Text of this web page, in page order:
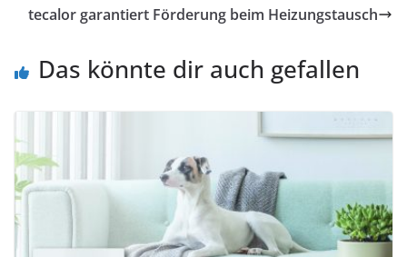
tecalor garantiert Förderung beim Heizungstausch
Das könnte dir auch gefallen